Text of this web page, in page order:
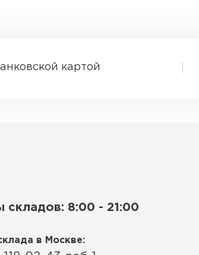
картой
складов: 8:00 - 21:00
в Москве: